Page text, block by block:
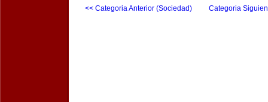
<< Categoria Anterior (Sociedad) Categoria